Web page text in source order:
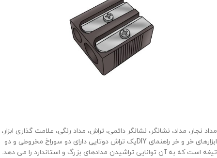
مداد نجار، مداد، نشانگر، نشانگر دائمی، تراش، مداد رنگی، علامت گذاری ابزار،
ابزارهای خر و خر راهنمای DIYیک تراش دوتایی دارای دو سوراخ مخروطی و دو
تیغه است که به آن توانایی تراشیدن مدادهای بزرگ و استاندارد را می دهد.